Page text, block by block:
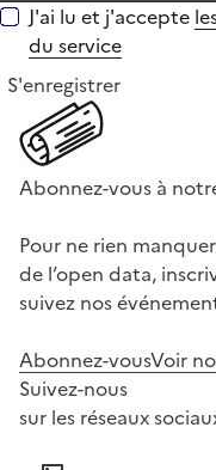
J'ai lu et j'accepte
du service
S'enregistrer
Abonnez-vous à
Pour ne rien
de l’open data,
suivez nos
Abonnez-vousVoir
Suivez-nous
sur les réseaux